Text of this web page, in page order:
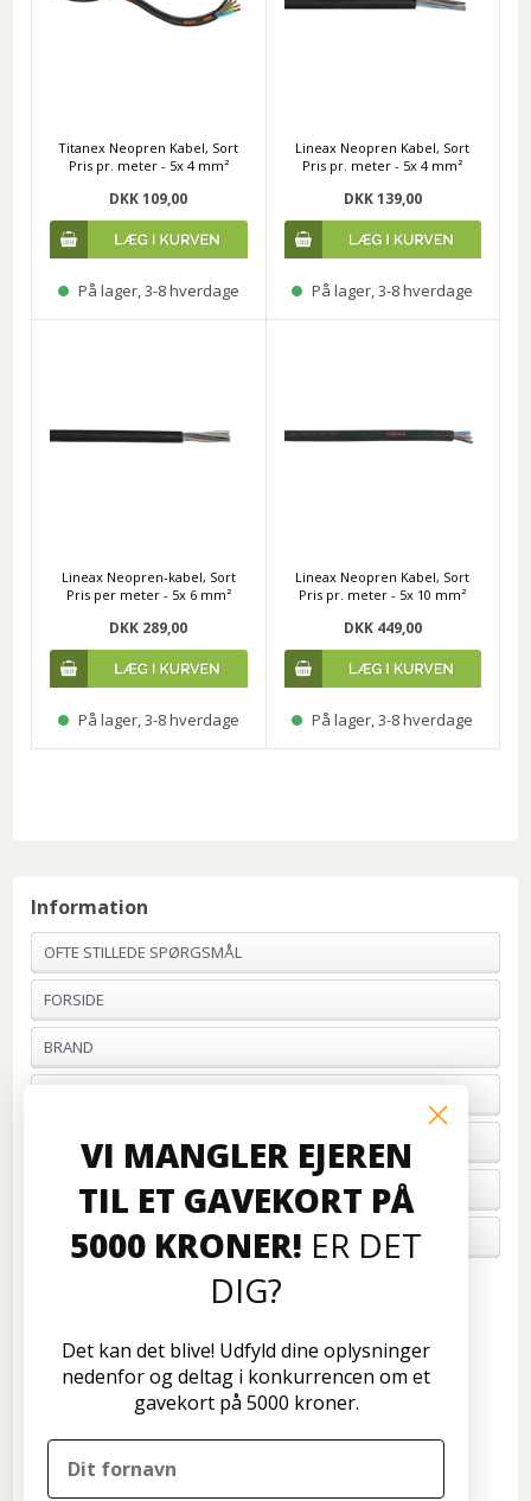
Titanex Neopren Kabel, Sort
Pris pr. meter - 5x 4 mm²
DKK 109,00
På lager, 3-8 hverdage
Lineax Neopren Kabel, Sort
Pris pr. meter - 5x 4 mm²
DKK 139,00
På lager, 3-8 hverdage
Lineax Neopren-kabel, Sort
Pris per meter - 5x 6 mm²
DKK 289,00
På lager, 3-8 hverdage
Lineax Neopren Kabel, Sort
Pris pr. meter - 5x 10 mm²
DKK 449,00
På lager, 3-8 hverdage
Information
OFTE STILLEDE SPØRGSMÅL
FORSIDE
BRAND
BETALING
FORTRYD ORDRE
OM OS
Formervangen 17
2600 Glostrup
VI MANGLER EJEREN
TIL ET GAVEKORT PÅ
5000 KRONER! ER DET
DIG?
Det kan det blive! Udfyld dine oplysninger
nedenfor og deltag i konkurrencen om et
gavekort på 5000 kroner.